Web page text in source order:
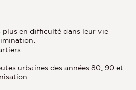
plus en difficulté dans leur vie
urbaines des années 80, 90 et